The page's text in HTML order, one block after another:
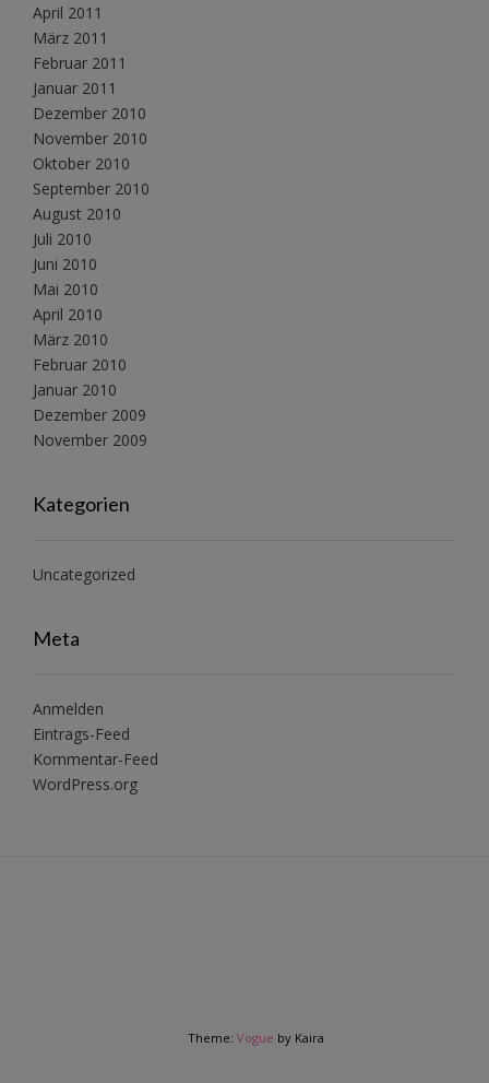
April 2011
März 2011
Februar 2011
Januar 2011
Dezember 2010
November 2010
Oktober 2010
September 2010
August 2010
Juli 2010
Juni 2010
Mai 2010
April 2010
März 2010
Februar 2010
Januar 2010
Dezember 2009
November 2009
Kategorien
Uncategorized
Meta
Anmelden
Eintrags-Feed
Kommentar-Feed
WordPress.org
Theme: Vogue by Kaira